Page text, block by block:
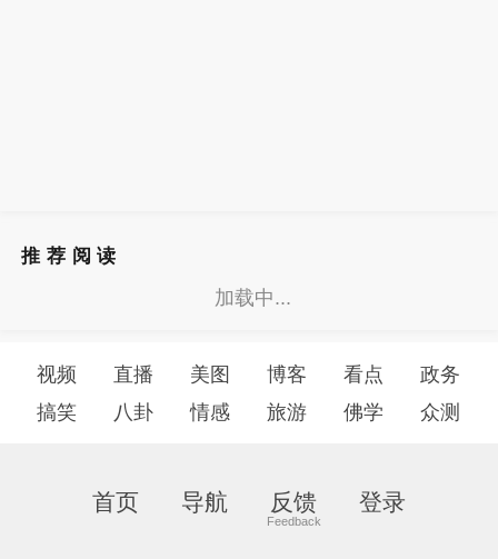
推荐阅读
加载中...
视频 直播 美图 博客 看点
政务
搞笑
八卦 情感 旅游 佛学 众测
首页 导航 反馈 登录